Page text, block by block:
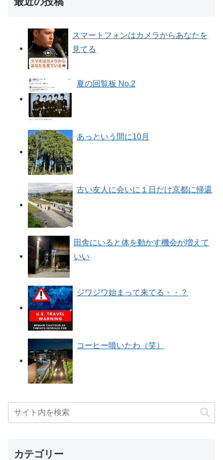
スマートフォンはカメラからあなたを
見てる
夏の回覧板 No.2
あっという間に10月
古い友人に会いに１日だけ京都に帰還
田舎にいると体を動かす機会が増えて
いい
ジワジワ始まって来てる・・？
コーヒー噴いたわ（笑）
カテゴリー